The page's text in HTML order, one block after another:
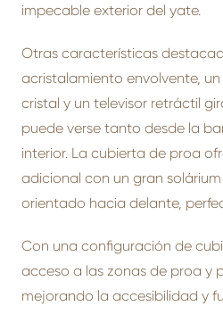
impecable exterior del yate.
Otras características
acristalamiento envolvente,
cristal y un televisor retráctil
puede verse tanto desde la
interior. La cubierta de proa
adicional con un gran
orientado hacia delante,
Con una configuración de
acceso a las zonas de proa y
mejorando la accesibilidad y